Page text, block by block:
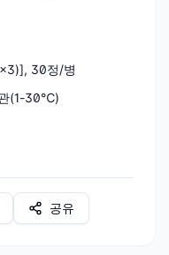
30정/병
관(1-30℃)
공유